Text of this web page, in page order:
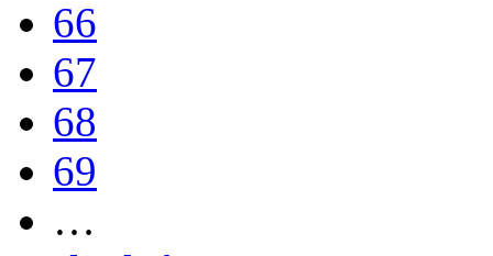
66
67
68
69
…